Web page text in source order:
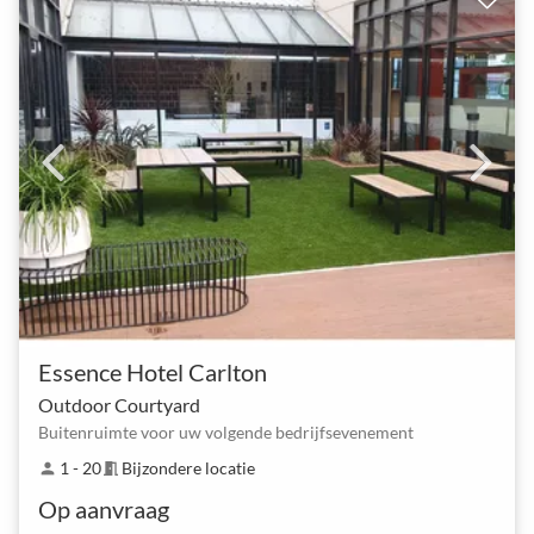
Essence Hotel Carlton
Outdoor Courtyard
Buitenruimte voor uw volgende bedrijfsevenement
person 1 - 20meeting_room Bijzondere locatie
Op aanvraag